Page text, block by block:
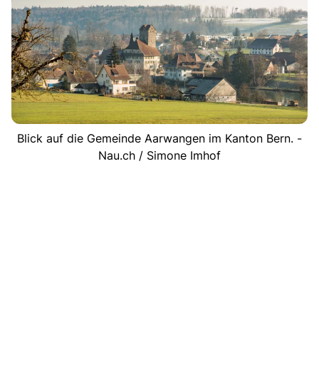
Blick auf die Gemeinde Aarwangen im Kanton Bern. -
Nau.ch / Simone Imhof